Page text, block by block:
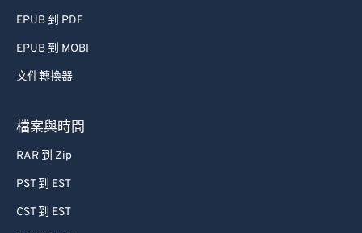
EPUB 到 PDF
EPUB 到 MOBI
文件轉換器
檔案與時間
RAR 到 Zip
PST 到 EST
CST 到 EST